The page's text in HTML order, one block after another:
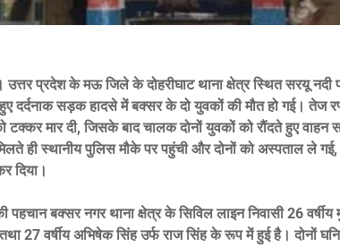
प्रदेश के मऊ जिले के दोहरीघाट थाना क्षेत्र स्थित सरयू नदी
हुए दर्दनाक सड़क हादसे में बक्सर के दो युवकों की मौत हो गई। तेज
टक्कर मार दी, जिसके बाद चालक दोनों युवकों को रौंदते हुए वाहन
ही स्थानीय पुलिस मौके पर पहुंची और दोनों को अस्पताल ले
दिया।
पहचान बक्सर नगर थाना क्षेत्र के सिविल लाइन निवासी 26
27 वर्षीय अभिषेक सिंह उर्फ राज सिंह के रूप में हुई है। दोनों